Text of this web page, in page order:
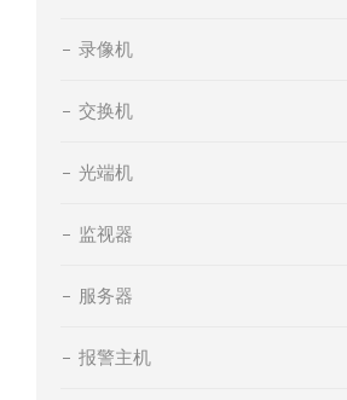
录像机
交换机
光端机
监视器
服务器
报警主机